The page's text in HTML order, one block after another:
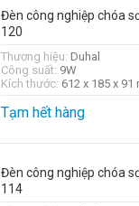
Đèn công nghiệp chóa
120
Thương hiệu: Duhal
Công suất: 9W
Kích thước: 612 x 185 x 91
Tạm hết hàng
Đèn công nghiệp chóa
114